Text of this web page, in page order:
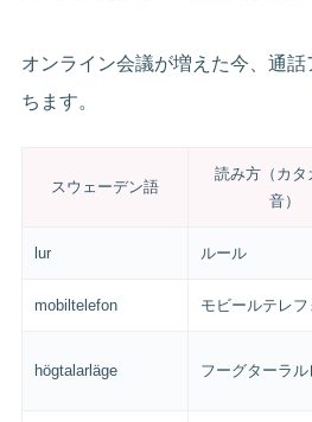
オンライン会議が増えた今、通
ちます。
スウェーデン語
読み方（カタ
音）
lur ルール
mobiltelefon モビールテレフ
högtalarläge フーグターラ